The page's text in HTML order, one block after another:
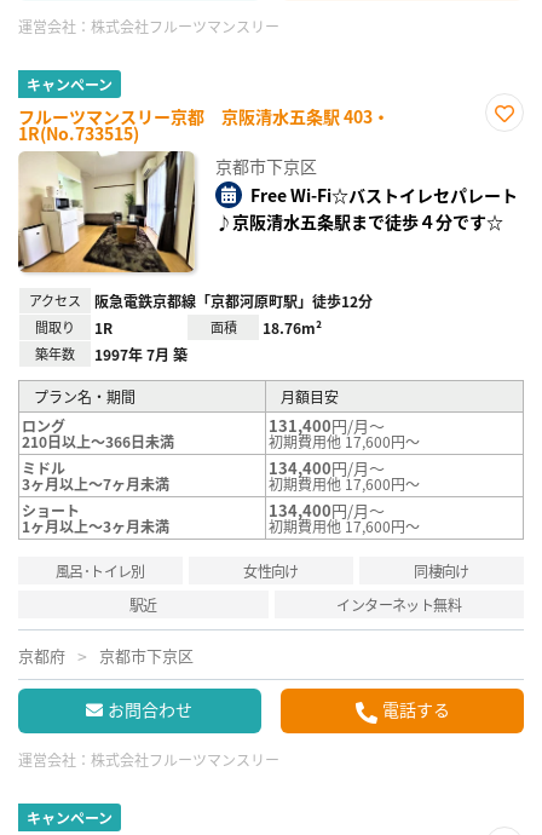
運営会社： 株式会社フルーツマンスリー
キャンペーン
フルーツマンスリー京都 京阪清水五条駅 403・
1R(No.733515)
録
京都市下京区
Free Wi-Fi☆バストイレセパレート
♪京阪清水五条駅まで徒歩４分です☆
アクセス 阪急電鉄京都線「京都河原町駅」徒歩12分
間取り 1R 面積 18.76m²
築年数 1997年 7月 築
プラン名・期間
月額目安
ロング
210日以上～366日未満
131,400円/月～
初期費用他 17,600円～
ミドル
3ヶ月以上～7ヶ月未満
134,400円/月～
初期費用他 17,600円～
ショート
1ヶ月以上～3ヶ月未満
134,400円/月～
初期費用他 17,600円～
風呂･トイレ別 女性向け
同棲向け
駅近
インターネット無料
京都府 京都市下京区
お問合わせ 電話する
運営会社： 株式会社フルーツマンスリー
キャンペーン